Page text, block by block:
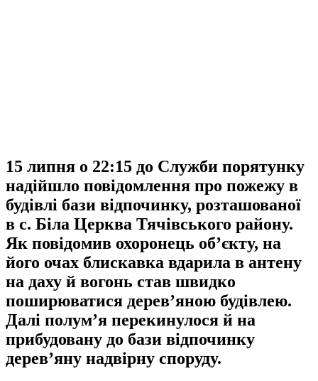
15 липня о 22:15 до Служби порятунку
надійшло повідомлення про пожежу в
будівлі бази відпочинку, розташованої
в с. Біла Церква Тячівського району.
Як повідомив охоронець об’єкту, на
його очах блискавка вдарила в антену
на даху й вогонь став швидко
поширюватися дерев’яною будівлею.
Далі полум’я перекинулося й на
прибудовану до бази відпочинку
дерев’яну надвірну споруду.